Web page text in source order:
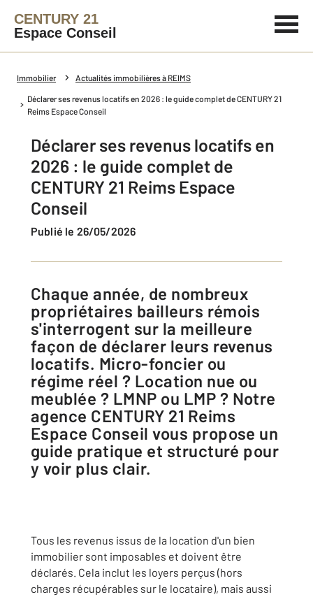
CENTURY 21
Espace Conseil
Immobilier Actualités immobilières à REIMS
Déclarer ses revenus locatifs en 2026 : le guide complet de CENTURY 21
Reims Espace Conseil
Déclarer ses revenus locatifs en
2026 : le guide complet de
CENTURY 21 Reims Espace
Conseil
Publié le 26/05/2026
Chaque année, de nombreux
propriétaires bailleurs rémois
s'interrogent sur la meilleure
façon de déclarer leurs revenus
locatifs. Micro-foncier ou
régime réel ? Location nue ou
meublée ? LMNP ou LMP ? Notre
agence CENTURY 21 Reims
Espace Conseil vous propose un
guide pratique et structuré pour
y voir plus clair.
Tous les revenus issus de la location d'un bien
immobilier sont imposables et doivent être
déclarés. Cela inclut les loyers perçus (hors
charges récupérables sur le locataire), mais aussi